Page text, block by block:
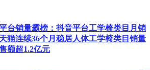
台销量霸榜： 抖音平台工学椅类目月销
猫连续36个月稳居人体工学椅类目销量
额超1.2亿元